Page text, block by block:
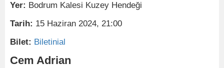
Yer: Bodrum Kalesi Kuzey Hendeği
Tarih: 15 Haziran 2024, 21:00
Bilet: Biletinial
Cem Adrian